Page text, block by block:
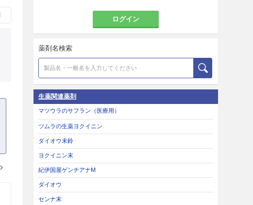
ログイン
薬剤名検索
生薬関連薬剤
マツウラのサフラン（医療用）
ツムラの生薬ヨクイニン
ダイオウ末鈴
ヨクイニン末
紀伊国屋ゲンチアナM
ダイオウ
センナ末